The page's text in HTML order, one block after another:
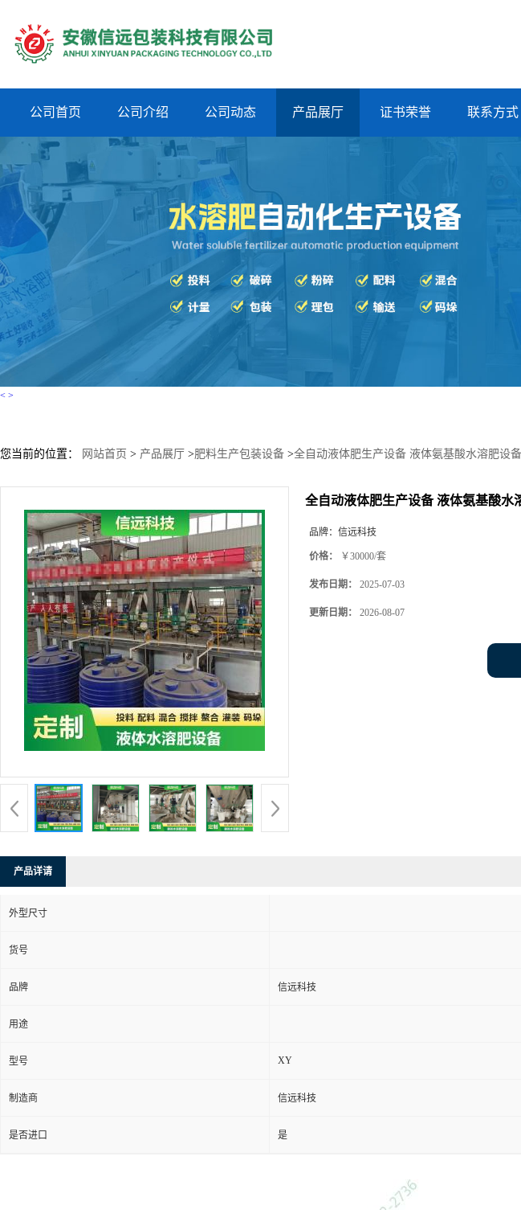
公司首页 公司介绍 公司动态 产品展厅 证书荣誉 联系方式
< >
您当前的位置： 网站首页 > 产品展厅 >肥料生产包装设备 >全自动液体肥生产设备 液体氨基酸水溶肥设
全自动液体肥生产设备 液体氨基酸水
品牌： 信远科技
价格： ￥30000/套
发布日期： 2025-07-03
更新日期： 2026-08-07
产品详请
外型尺寸
货号
品牌 信远科技
用途
型号 XY
制造商 信远科技
是否进口 是